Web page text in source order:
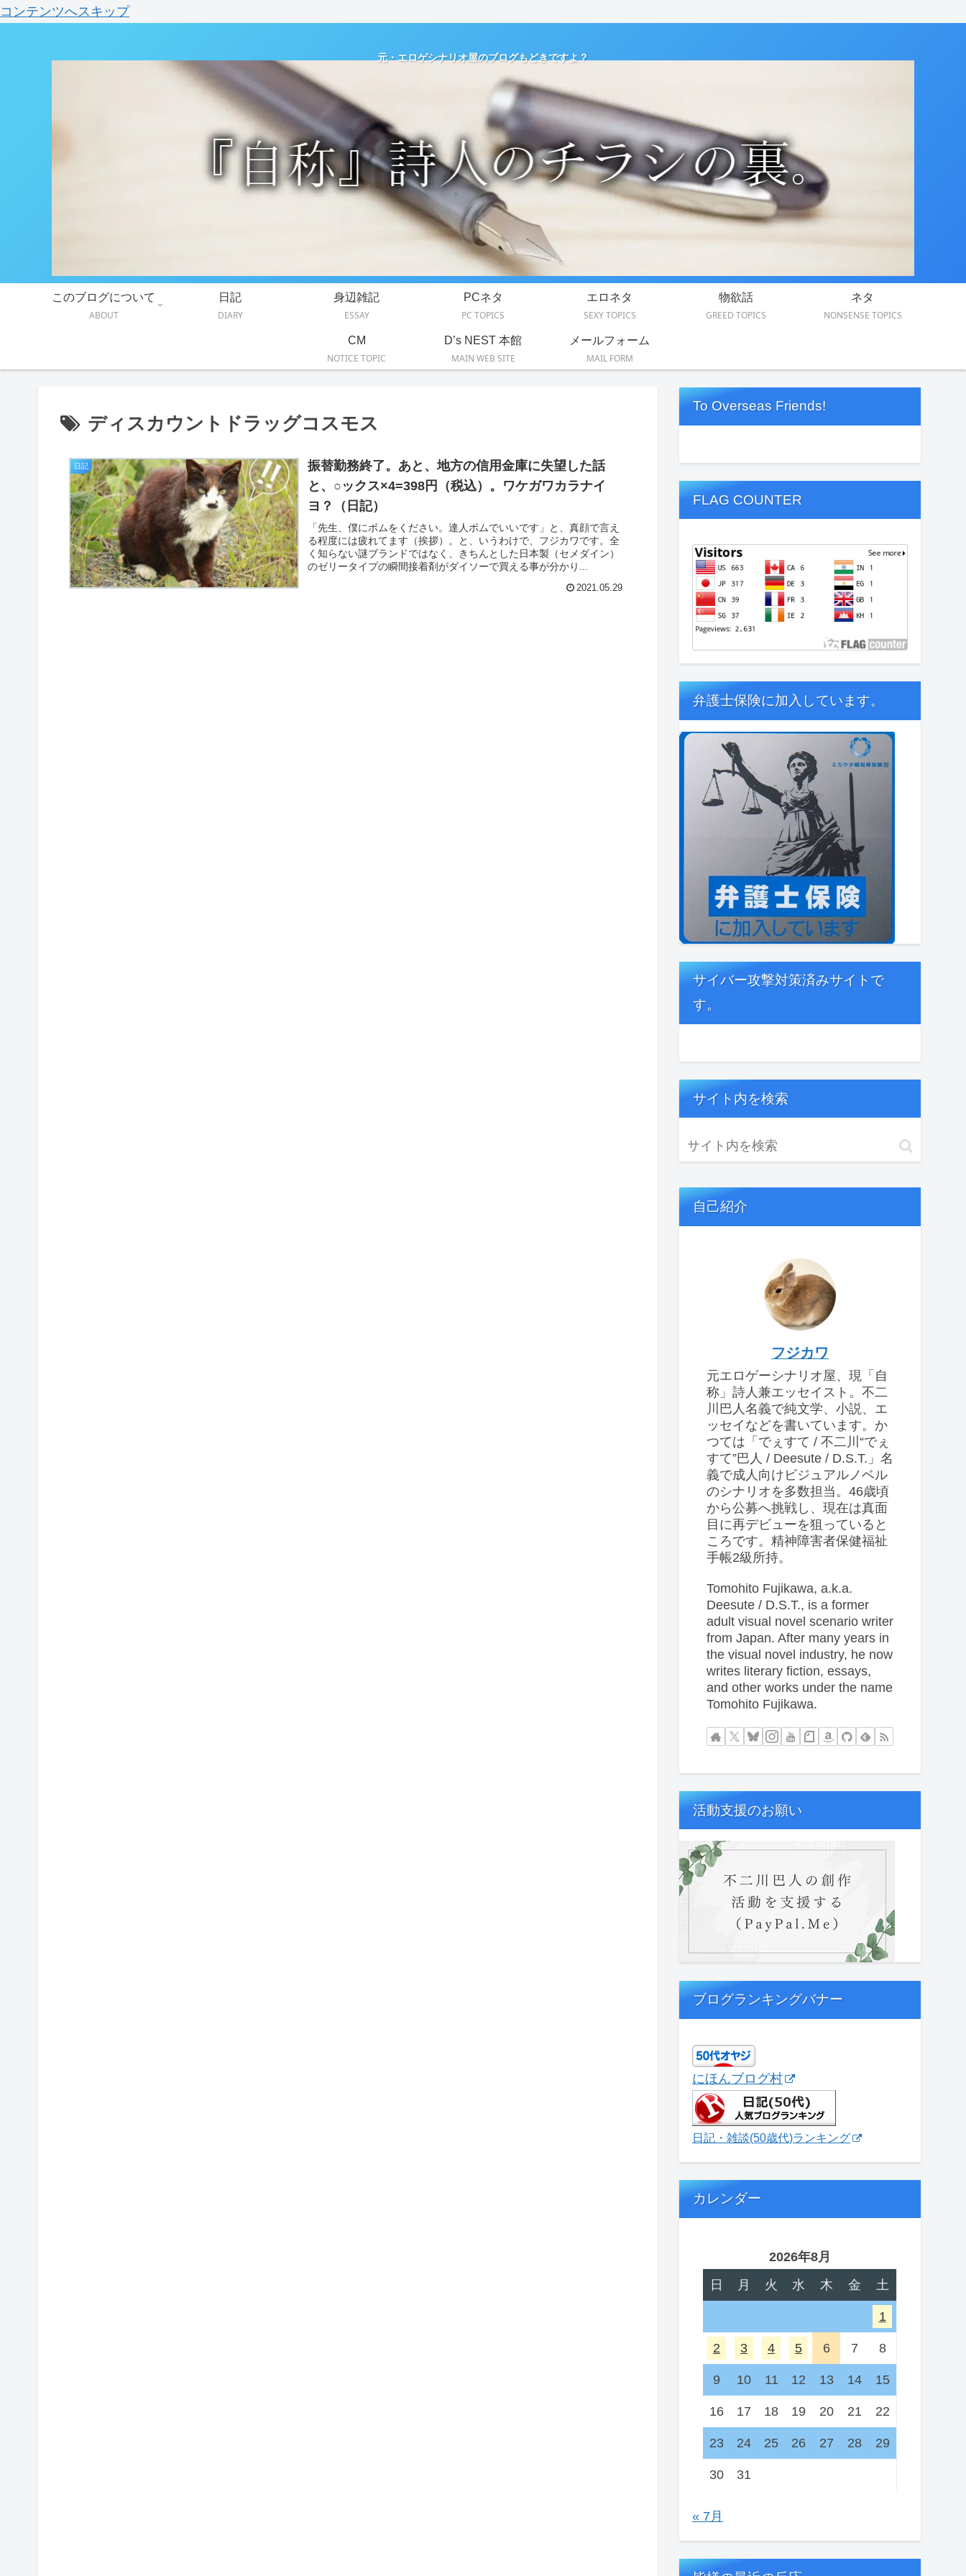
コンテンツへスキップ
元・エロゲシナリオ屋のブログもどきですよ？
このブログについて
ABOUT
日記
DIARY
身辺雑記
ESSAY
PCネタ
PC TOPICS
エロネタ
SEXY TOPICS
物欲話
GREED TOPICS
ネタ
NONSENSE TOPICS
CM
NOTICE TOPIC
D’s NEST 本館
MAIN WEB SITE
メールフォーム
MAIL FORM
ディスカウントドラッグコスモス
日記
振替勤務終了。あと、地方の信用金庫に失望した話
と、○ックス×4=398円（税込）。ワケガワカラナイ
ヨ？（日記）
「先生、僕にボムをください。達人ボムでいいです」と、真顔で言え
る程度には疲れてます（挨拶）。と、いうわけで、フジカワです。全
く知らない謎ブランドではなく、きちんとした日本製（セメダイン）
のゼリータイプの瞬間接着剤がダイソーで買える事が分かり...
2021.05.29
To Overseas Friends!
FLAG COUNTER
弁護士保険に加入しています。
サイバー攻撃対策済みサイトで
す。
サイト内を検索
自己紹介
フジカワ
元エロゲーシナリオ屋、現「自
称」詩人兼エッセイスト。不二
川巴人名義で純文学、小説、エ
ッセイなどを書いています。か
つては「でぇすて / 不二川“でぇ
すて”巴人 / Deesute / D.S.T.」名
義で成人向けビジュアルノベル
のシナリオを多数担当。46歳頃
から公募へ挑戦し、現在は真面
目に再デビューを狙っていると
ころです。精神障害者保健福祉
手帳2級所持。
Tomohito Fujikawa, a.k.a.
Deesute / D.S.T., is a former
adult visual novel scenario writer
from Japan. After many years in
the visual novel industry, he now
writes literary fiction, essays,
and other works under the name
Tomohito Fujikawa.
活動支援のお願い
ブログランキングバナー
にほんブログ村
日記・雑談(50歳代)ランキング
カレンダー
2026年8月
日
月 火 水 木 金 土
1
2 3 4 5 6 7 8
9 10 11 12 13 14 15
16 17 18 19 20 21 22
23 24 25 26 27 28 29
30 31
« 7月